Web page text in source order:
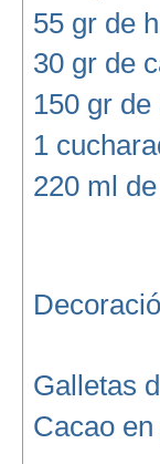
55 gr de
30 gr de
150 gr
1
220 ml
Galletas
Cacao